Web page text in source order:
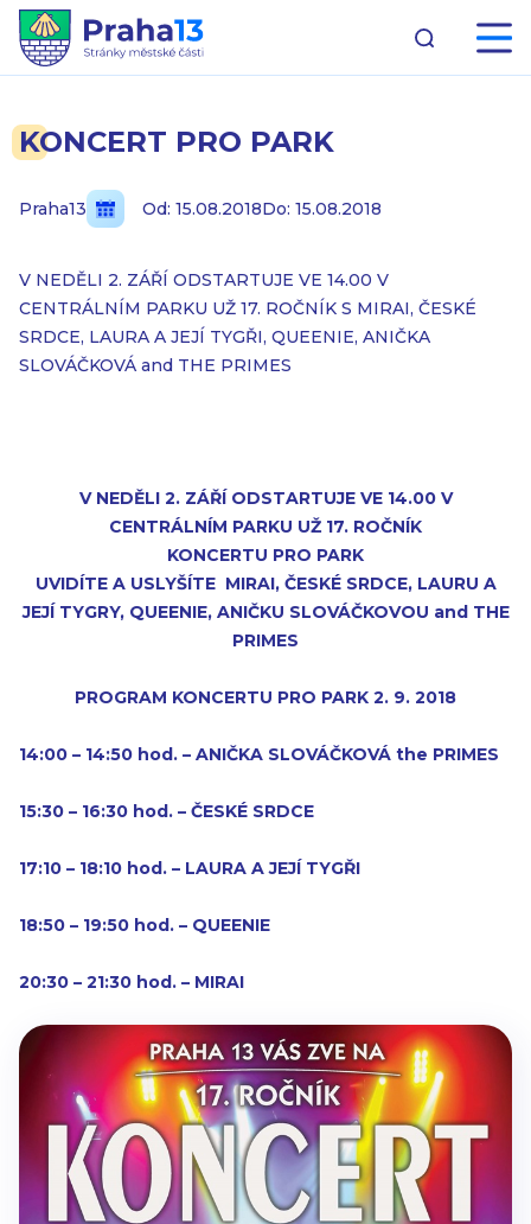
KONCERT PRO PARK
Praha13 Od: 15.08.2018Do: 15.08.2018
V NEDĚLI 2. ZÁŘÍ ODSTARTUJE VE 14.00 V
CENTRÁLNÍM PARKU UŽ 17. ROČNÍK S MIRAI, ČESKÉ
SRDCE, LAURA A JEJÍ TYGŘI, QUEENIE, ANIČKA
SLOVÁČKOVÁ and THE PRIMES
V NEDĚLI 2. ZÁŘÍ ODSTARTUJE VE 14.00 V
CENTRÁLNÍM PARKU UŽ 17. ROČNÍK
KONCERTU PRO PARK
UVIDÍTE A USLYŠÍTE MIRAI, ČESKÉ SRDCE, LAURU A
JEJÍ TYGRY, QUEENIE, ANIČKU SLOVÁČKOVOU and THE
PRIMES
PROGRAM KONCERTU PRO PARK 2. 9. 2018
14:00 – 14:50 hod. – ANIČKA SLOVÁČKOVÁ the PRIMES
15:30 – 16:30 hod. – ČESKÉ SRDCE
17:10 – 18:10 hod. – LAURA A JEJÍ TYGŘI
18:50 – 19:50 hod. – QUEENIE
20:30 – 21:30 hod. – MIRAI